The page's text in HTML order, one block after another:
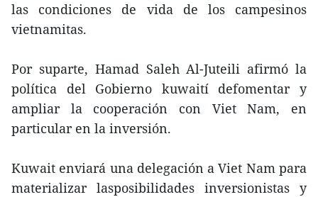
las condiciones de vida de los campesinos
vietnamitas.
Por suparte, Hamad Saleh Al-Juteili afirmó la
política del Gobierno kuwaití defomentar y
ampliar la cooperación con Viet Nam, en
particular en la inversión.
Kuwait enviará una delegación a Viet Nam para
materializar lasposibilidades inversionistas y